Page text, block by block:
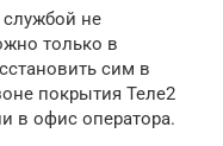
службой не
только в
сим в
покрытия Теле2
в офис оператора.